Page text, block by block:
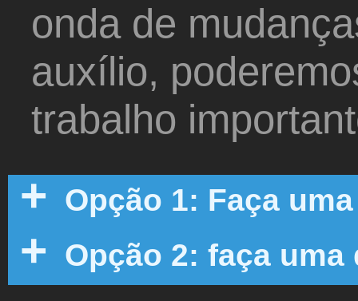
onda de
auxílio,
trabalho
Opção 1: Faça
Passo 1: Selecione a sua moeda
Opção 2: faça uma